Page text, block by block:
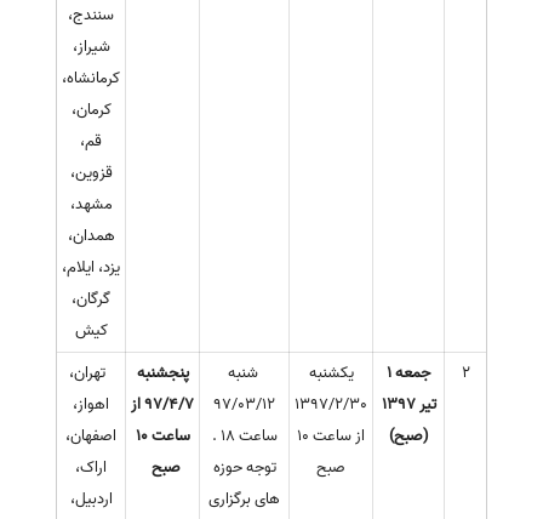
سنندج،
شیراز،
کرمانشاه،
کرمان،
قم،
قزوین،
مشهد،
همدان،
یزد، ایلام،
گرگان،
کیش
2
جمعه 1
تیر 1397
(صبح)
یکشنبه
1397/2/30
از ساعت 10
صبح
شنبه
97/03/12
ساعت 18 .
توجه حوزه
های برگزاری
پنجشنبه
97/4/7 از
ساعت 10
صبح
تهران،
اهواز،
اصفهان،
اراک،
اردبیل،